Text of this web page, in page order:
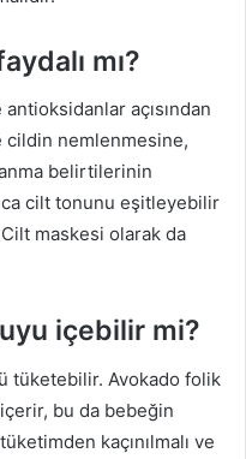
mı?
açısından
nemlenmesine,
belirtilerinin
cilt tonunu eşitleyebilir
maskesi olarak da
içebilir mi?
tüketebilir. Avokado folik
bu da bebeğin
kaçınılmalı ve